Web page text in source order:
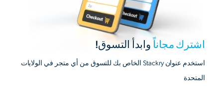
اشترك مجاناً وابدأ التسوق!
استخدم عنوان Stackry الخاص بك للتسوق من أي متجر في الولايات
المتحدة